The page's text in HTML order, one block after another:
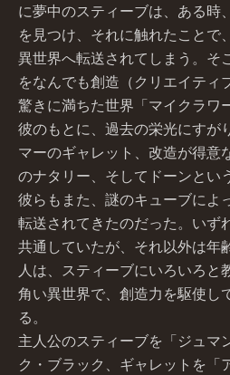
に夢中のスティーブは、ある時
を見つけ、それに触れたことで
異世界へ転送されてしまう。そ
をなんでも創造（クリエイティ
驚きに満ちた世界「マイクラワ
彼のもとに、過去の栄光にすが
マーのギャレット、改造が得意
のナタリー、そしてドーンとい
彼らもまた、謎のキューブによ
転送されてきたのだった。いず
共通していたが、それ以外は年
人は、スティーブにいろいろと
角い異世界で、創造力を駆使し
る。
主人公のスティーブを「ジュマ
ク・ブラック、ギャレットを「